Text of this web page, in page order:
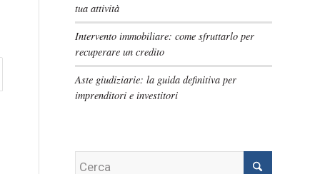
tua attività
Intervento immobiliare: come sfruttarlo per
recuperare un credito
Aste giudiziarie: la guida definitiva per
imprenditori e investitori